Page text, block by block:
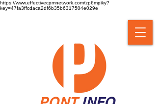
https://www.effectivecpmnetwork.com/zp6mpiky?
key=47fa3ffcdaca2df6b35b6317504e029e